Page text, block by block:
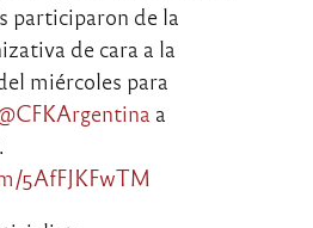
participaron de la
de cara a la
miércoles para
a
5AfFJKFwTM